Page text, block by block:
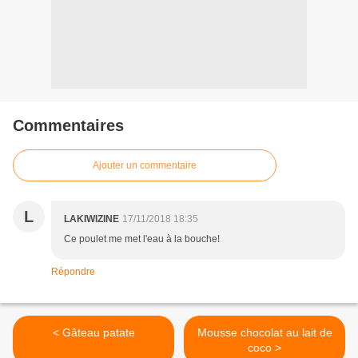
Commentaires
Ajouter un commentaire
L LAKIWIZINE 17/11/2018 18:35
Ce poulet me met l'eau à la bouche!
Répondre
< Gâteau patate
Mousse chocolat au lait de
coco >